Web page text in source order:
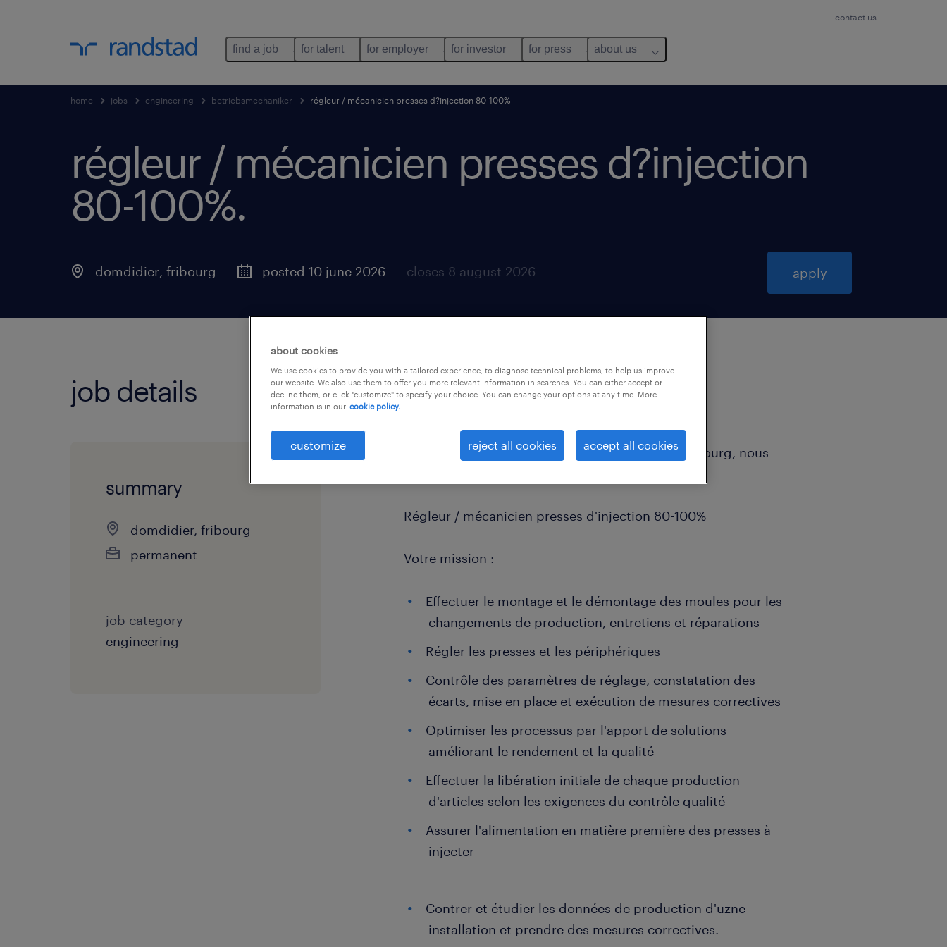
contact us
find a job for talent for employer for investor for press about us
home jobs engineering betriebsmechaniker régleur / mécanicien presses d?injection 80-100%
régleur / mécanicien presses d?injection
80-100%.
domdidier, fribourg posted 10 june 2026 closes 8 august 2026 apply
job details
summary
domdidier, fribourg
permanent
job category
engineering
Pour l'un de nos partenaires sur le canton de Fribourg, nous
Régleur / mécanicien presses d'injection 80-100%
Votre mission :
Effectuer le montage et le démontage des moules pour les
changements de production, entretiens et réparations
Régler les presses et les périphériques
Contrôle des paramètres de réglage, constatation des
écarts, mise en place et exécution de mesures correctives
Optimiser les processus par l'apport de solutions
améliorant le rendement et la qualité
Effectuer la libération initiale de chaque production
d'articles selon les exigences du contrôle qualité
Assurer l'alimentation en matière première des presses à
injecter
Contrer et étudier les données de production d'uzne
installation et prendre des mesures correctives.
about cookies
We use cookies to provide you with a tailored experience, to diagnose technical problems, to help us improve
our website. We also use them to offer you more relevant information in searches. You can either accept or
decline them, or click "customize" to specify your choice. You can change your options at any time. More
information is in our cookie policy.
customize reject all cookies accept all cookies